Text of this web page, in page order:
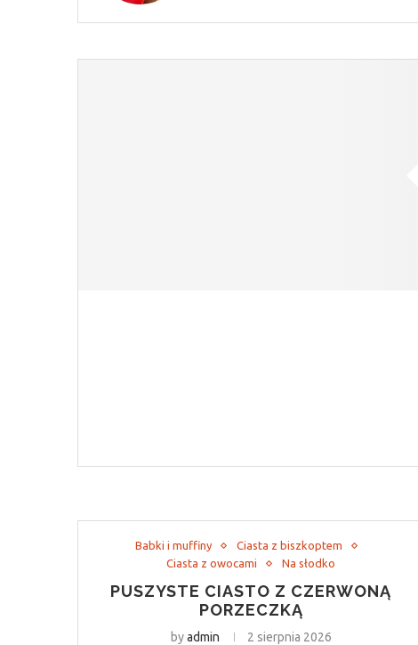
Babki i muffiny
Ciasta z biszkoptem
Ciasta z owocami
Na słodko
PUSZYSTE CIASTO Z CZERWONĄ
PORZECZKĄ
byadmin 2 sierpnia 2026